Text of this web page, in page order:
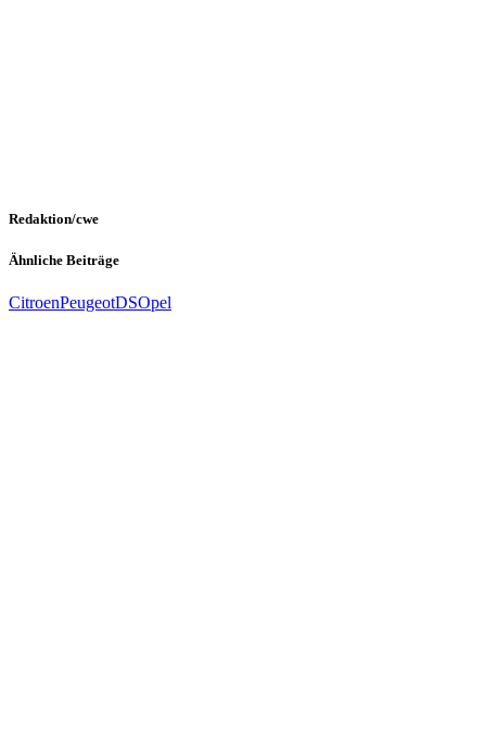
Redaktion/cwe
Ähnliche Beiträge
CitroenPeugeotDSOpel